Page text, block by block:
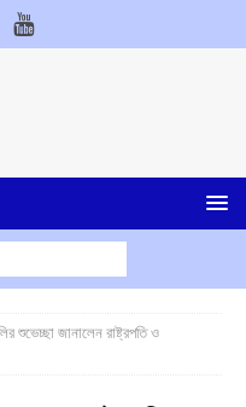
শুভেচ্ছা জানালেন রাষ্ট্রপতি ও